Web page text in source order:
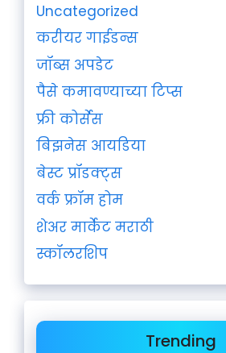
Uncategorized
करीयर गाईडन्स
जॉब्स अपडेट
पैसे कमावण्याच्या टिप्स
फ्री कोर्सेस
बिझनेस आयडिया
बेस्ट प्रॉडक्ट्स
वर्क फ्रॉम होम
शेअर मार्केट मराठी
स्कॉलरशिप
Trending